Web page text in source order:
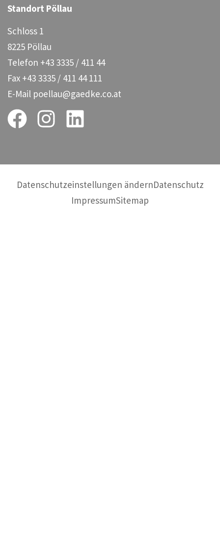
Standort Pöllau
Schloss 1
8225 Pöllau
Telefon +43 3335 / 411 44
Fax +43 3335 / 411 44 111
E-Mail poellau@gaedke.co.at
Datenschutzeinstellungen ändernDatenschutz
ImpressumSitemap